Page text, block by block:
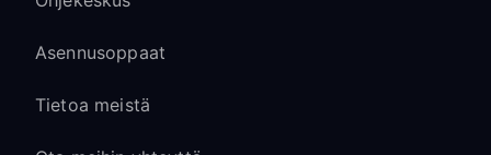
Asennusoppaat
Tietoa meistä